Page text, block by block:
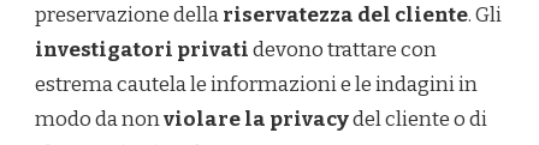
preservazione dellariservatezza del cliente. Gli
investigatori privatidevono trattare con
estrema cautela le informazioni e le indagini in
modo da nonviolare la privacydel cliente o di